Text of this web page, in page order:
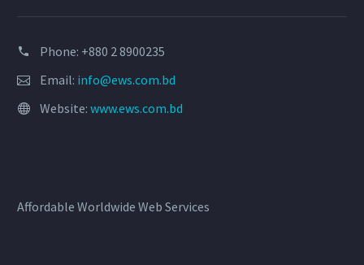
Phone: +880 2 8900235
Email: info@ews.com.bd
Website: www.ews.com.bd
Affordable Worldwide Web Services